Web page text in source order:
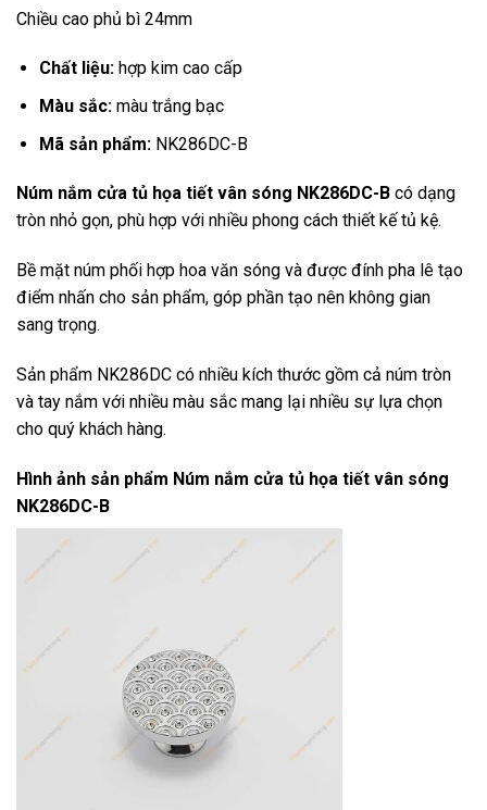
Chiều cao phủ bì 24mm
Chất liệu:hợp kim cao cấp
Màu sắc:màu trắng bạc
Mã sản phẩm:NK286DC-B
Núm nắm cửa tủ họa tiết vân sóng NK286DC-B có dạng
tròn nhỏ gọn, phù hợp với nhiều phong cách thiết kế tủ kệ.
Bề mặt núm phối hợp hoa văn sóng và được đính pha lê tạo
điểm nhấn cho sản phẩm, góp phần tạo nên không gian
sang trọng.
Sản phẩm NK286DC có nhiều kích thước gồm cả núm tròn
và tay nắm với nhiều màu sắc mang lại nhiều sự lựa chọn
cho quý khách hàng.
Hình ảnh sản phẩm Núm nắm cửa tủ họa tiết vân sóng
NK286DC-B